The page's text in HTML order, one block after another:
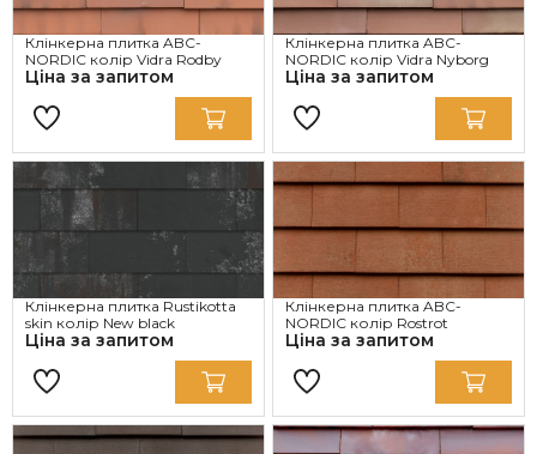
Клінкерна плитка ABC-
NORDIC колір Vidra Rodby
Ціна за запитом
Клінкерна плитка ABC-
NORDIC колір Vidra Nyborg
Ціна за запитом
Клінкерна плитка Rustikotta
skin колір New black
Ціна за запитом
Клінкерна плитка ABC-
NORDIC колір Rostrot
Ціна за запитом